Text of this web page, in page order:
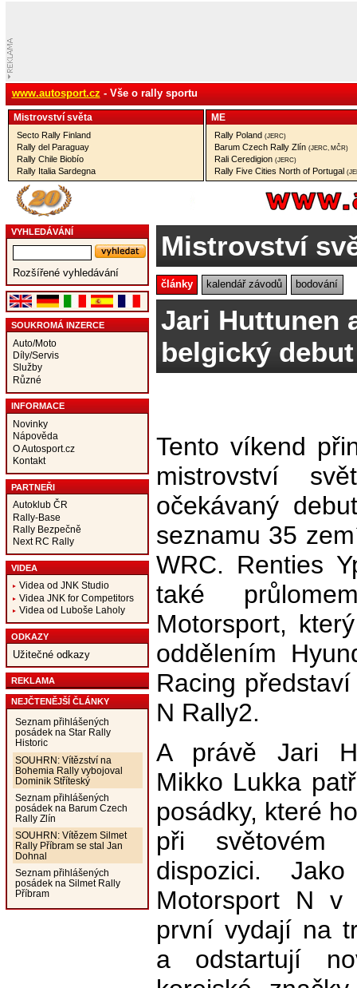
www.autosport.cz - Vše o rally sportu
Mistrovství­ světa
Secto Rally Finland
Rally del Paraguay
Rally Chile Biobío
Rally Italia Sardegna
ME
Rally Poland (JERC)
Barum Czech Rally Zlín (JERC, MČR)
Rali Ceredigion (JERC)
Rally Five Cities North of Portugal
VYHLEDÁVÁNÍ
Rozšířené vyhledávání
SOUKROMÁ INZERCE
Auto/Moto
Díly/Servis
Služby
Různé
INFORMACE
Novinky
Nápověda
O Autosport.cz
Kontakt
PARTNEŘI
Autoklub ČR
Rally-Base
Rally Bezpečně
Next RC Rally
VIDEA
Videa od JNK Studio
Videa JNK for Competitors
Videa od Luboše Laholy
ODKAZY
Užitečné odkazy
REKLAMA
NEJČTENĚJŠÍ ČLÁNKY
Seznam přihlášených
posádek na Star Rally
Historic
SOUHRN: Vítězství na
Bohemia Rally vybojoval
Dominik Stříteský
Seznam přihlášených
posádek na Barum Czech
Rally Zlín
SOUHRN: Vítězem Silmet
Rally Příbram se stal Jan
Dohnal
Seznam přihlášených
posádek na Silmet Rally
Příbram
Mistrovství
články kalendář závodů bodování
Jari Huttunen
belgický debut
Tento víkend
mistrovství
očekávaný
seznamu 35
WRC. Renties
také
Motorsport,
oddělením
Racing
N Rally2.
A právě Jari
Mikko Lukka
posádky, které
při světovém
dispozici.
Motorsport N
první vydají na
a odstartují